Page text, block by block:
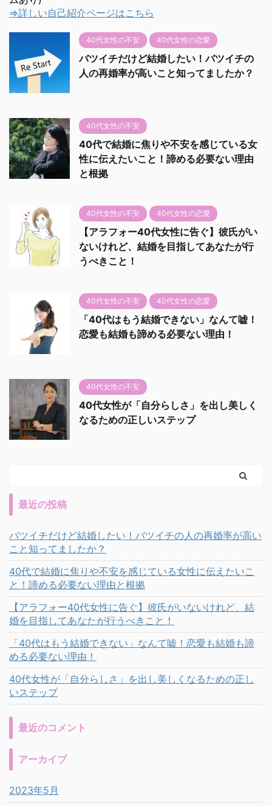
⇒詳しい自己紹介ページはこちら
40代女性の不安 40代女性の恋愛
バツイチだけど結婚したい！バツイチの
人の再婚率が高いこと知ってましたか？
40代女性の不安
40代で結婚に焦りや不安を感じている女
性に伝えたいこと！諦める必要ない理由
と根拠
40代女性の不安 40代女性の恋愛
【アラフォー40代女性に告ぐ】彼氏がい
ないけれど、結婚を目指してあなたが行
うべきこと！
40代女性の不安 40代女性の恋愛
「40代はもう結婚できない」なんて嘘！
恋愛も結婚も諦める必要ない理由！
40代女性の不安
40代女性が「自分らしさ」を出し美しく
なるための正しいステップ
最近の投稿
バツイチだけど結婚したい！バツイチの人の再婚率が高い
こと知ってましたか？
40代で結婚に焦りや不安を感じている女性に伝えたいこ
と！諦める必要ない理由と根拠
【アラフォー40代女性に告ぐ】彼氏がいないけれど、結
婚を目指してあなたが行うべきこと！
「40代はもう結婚できない」なんて嘘！恋愛も結婚も諦
める必要ない理由！
40代女性が「自分らしさ」を出し美しくなるための正し
いステップ
最近のコメント
アーカイブ
2023年5月